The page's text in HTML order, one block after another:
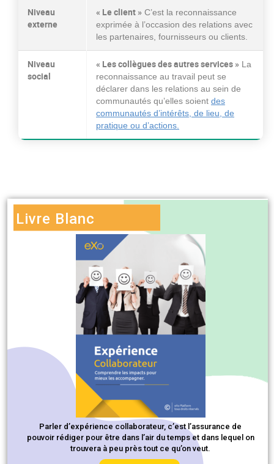
Niveau
externe
« Le client » C’est la reconnaissance
exprimée à l’occasion des relations avec
les partenaires, fournisseurs ou clients.
Niveau
social
« Les collègues des autres services » La
reconnaissance au travail peut se
déclarer dans les relations au sein de
communautés qu’elles soient des
communautés d’intérêts, de lieu, de
pratique ou d’actions.
Livre Blanc
Parler d’expérience collaborateur, c’est l’assurance de
pouvoir rédiger pour être dans l’air du temps et dans lequel on
trouvera à peu près tout ce qu’on veut.